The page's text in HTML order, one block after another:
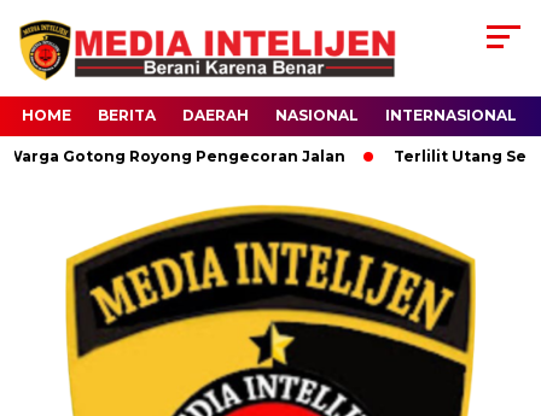
HOME BERITA DAERAH NASIONAL INTERNASIONAL
Royong Pengecoran Jalan Terlilit Utang Setelah